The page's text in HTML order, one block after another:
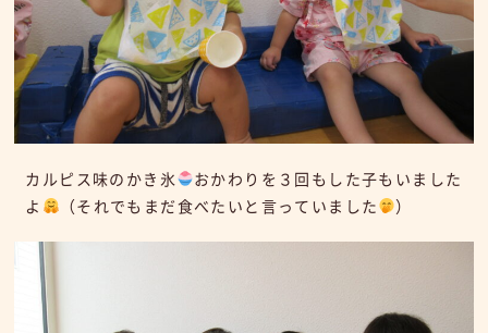
カルピス味のかき氷
おかわりを３回もした子もいました
よ
（それでもまだ食べたいと言っていました ）